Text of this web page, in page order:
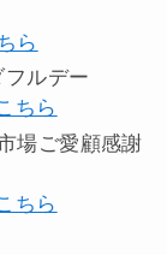
ら
フルデー
ちら
場ご愛顧感謝
ちら